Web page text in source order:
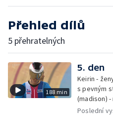
Přehled dílů
5 přehratelných
188 min
5. den
Keirin -
s pevným
(madison) -
Poslední